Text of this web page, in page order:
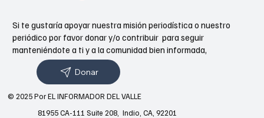
Si te gustaría apoyar nuestra misión periodística o nuestro
periódico por favor donar y/o contribuir para seguir
manteniéndote a ti y a la comunidad bien informada,
Donar
81955 CA-111 Suite 208, Indio, CA, 92201
© 2025 Por EL INFORMADOR DEL VALLE